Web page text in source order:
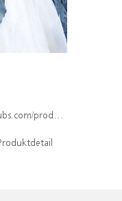
isin/DE000WA6Q4P4